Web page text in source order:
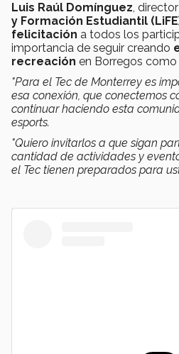
Luis Raúl Domínguez,
y Formación Estudiantil
felicitación a todos los
importancia de seguir creando
recreación en Borregos como
"Para el Tec de Monterrey es
esa conexión, que conectemos
continuar haciendo esta
esports.
"Quiero invitarlos a que sigan
cantidad de actividades y
el Tec tienen preparados para